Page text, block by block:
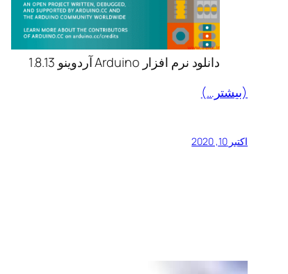
دانلود نرم افزار Arduino آردوینو 1.8.13
(بیشتر…)
اکتبر 10, 2020